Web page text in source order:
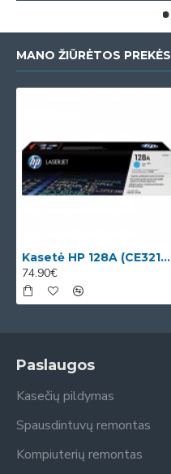
MANO ŽIŪRĖTOS PREKĖS
Kasetė HP 128A (CE321A) OEM
74.90€
Paslaugos
Kasečių pildymas
Spausdintuvų remontas
Kompiuterių remontas